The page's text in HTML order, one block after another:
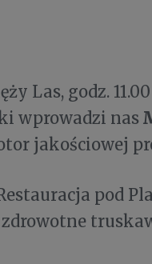
Las, godz.
wprowadzi nas
jakościowej
pod